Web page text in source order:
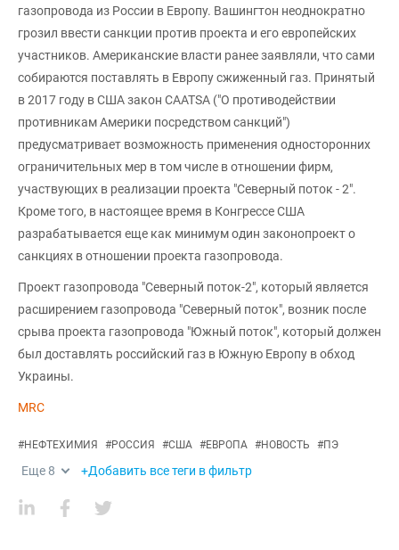
газопровода из России в Европу. Вашингтон неоднократно
грозил ввести санкции против проекта и его европейских
участников. Американские власти ранее заявляли, что сами
собираются поставлять в Европу сжиженный газ. Принятый
в 2017 году в США закон CAATSA ("О противодействии
противникам Америки посредством санкций")
предусматривает возможность применения односторонних
ограничительных мер в том числе в отношении фирм,
участвующих в реализации проекта "Северный поток - 2".
Кроме того, в настоящее время в Конгрессе США
разрабатывается еще как минимум один законопроект о
санкциях в отношении проекта газопровода.
Проект газопровода "Северный поток-2", который является
расширением газопровода "Северный поток", возник после
срыва проекта газопровода "Южный поток", который должен
был доставлять российский газ в Южную Европу в обход
Украины.
MRC
#НЕФТЕХИМИЯ #РОССИЯ #США #ЕВРОПА #НОВОСТЬ #ПЭ
Еще 8 +Добавить все теги в фильтр